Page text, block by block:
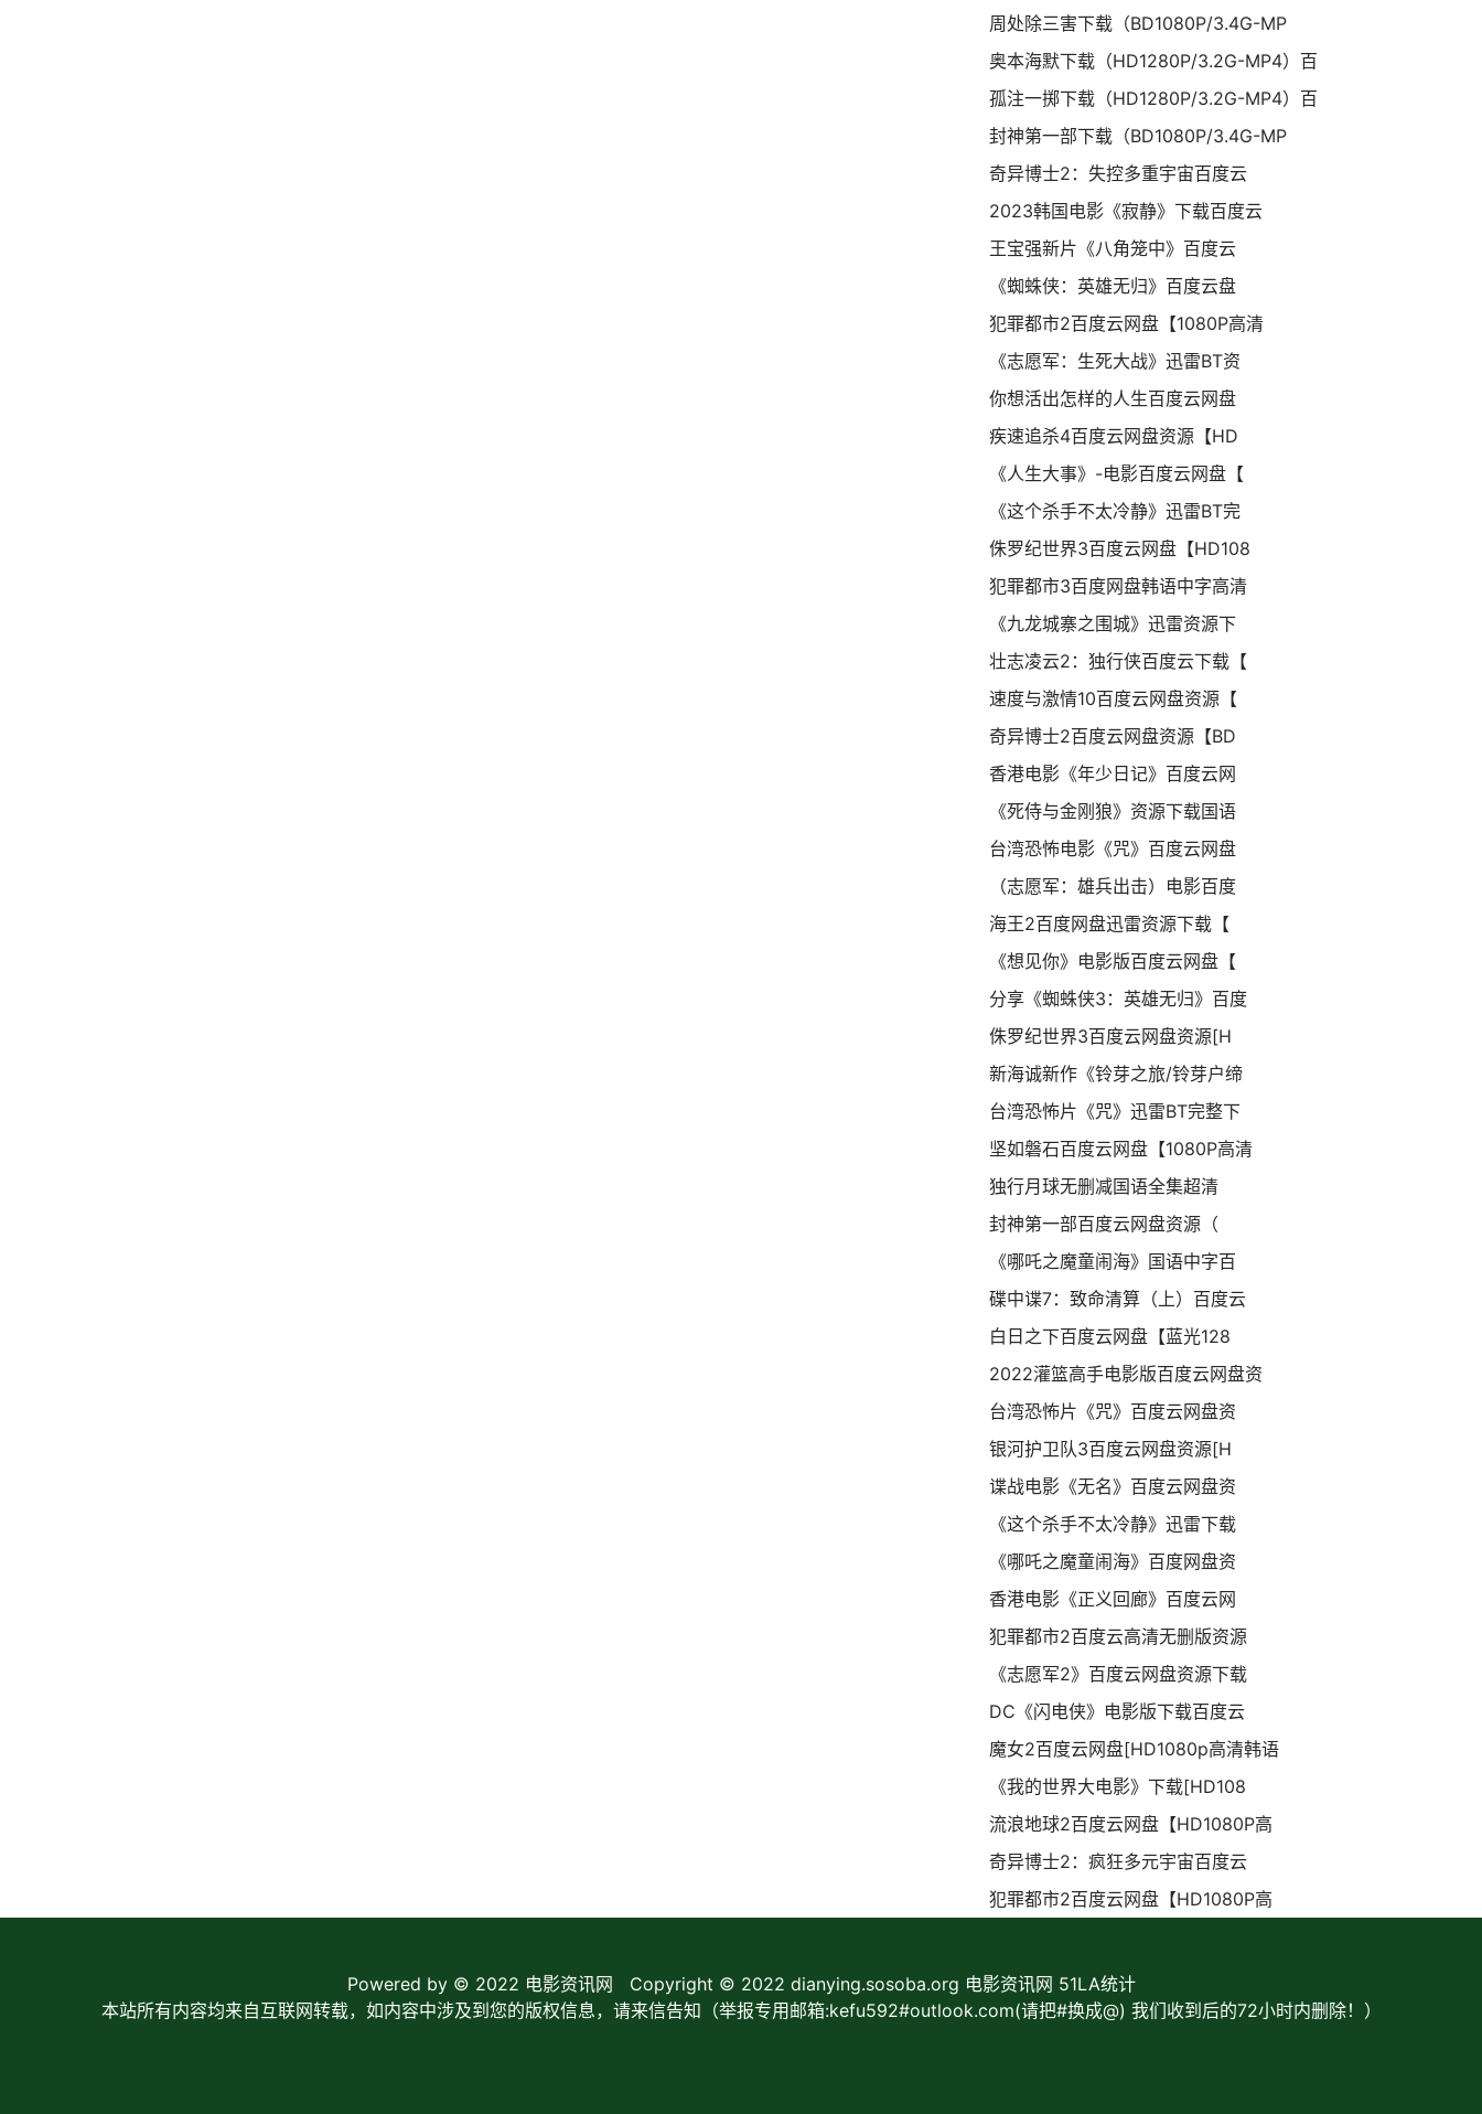
周处除三害下载（BD1080P/3.4G-MP
奥本海默下载（HD1280P/3.2G-MP4）百
孤注一掷下载（HD1280P/3.2G-MP4）百
封神第一部下载（BD1080P/3.4G-MP
奇异博士2：失控多重宇宙百度云
2023韩国电影《寂静》下载百度云
王宝强新片《八角笼中》百度云
《蜘蛛侠：英雄无归》百度云盘
犯罪都市2百度云网盘【1080P高清
《志愿军：生死大战》迅雷BT资
你想活出怎样的人生百度云网盘
疾速追杀4百度云网盘资源【HD
《人生大事》-电影百度云网盘【
《这个杀手不太冷静》迅雷BT完
侏罗纪世界3百度云网盘【HD108
犯罪都市3百度网盘韩语中字高清
《九龙城寨之围城》迅雷资源下
壮志凌云2：独行侠百度云下载【
速度与激情10百度云网盘资源【
奇异博士2百度云网盘资源【BD
香港电影《年少日记》百度云网
《死侍与金刚狼》资源下载国语
台湾恐怖电影《咒》百度云网盘
（志愿军：雄兵出击）电影百度
海王2百度网盘迅雷资源下载【
《想见你》电影版百度云网盘【
分享《蜘蛛侠3：英雄无归》百度
侏罗纪世界3百度云网盘资源[H
新海诚新作《铃芽之旅/铃芽户缔
台湾恐怖片《咒》迅雷BT完整下
坚如磐石百度云网盘【1080P高清
独行月球无删减国语全集超清
封神第一部百度云网盘资源（
《哪吒之魔童闹海》国语中字百
碟中谍7：致命清算（上）百度云
白日之下百度云网盘【蓝光128
2022灌篮高手电影版百度云网盘资
台湾恐怖片《咒》百度云网盘资
银河护卫队3百度云网盘资源[H
谍战电影《无名》百度云网盘资
《这个杀手不太冷静》迅雷下载
《哪吒之魔童闹海》百度网盘资
香港电影《正义回廊》百度云网
犯罪都市2百度云高清无删版资源
《志愿军2》百度云网盘资源下载
DC《闪电侠》电影版下载百度云
魔女2百度云网盘[HD1080p高清韩语
《我的世界大电影》下载[HD108
流浪地球2百度云网盘【HD1080P高
奇异博士2：疯狂多元宇宙百度云
犯罪都市2百度云网盘【HD1080P高
Powered by © 2022 电影资讯网 Copyright © 2022 dianying.sosoba.org 电影资讯网 51LA统计
本站所有内容均来自互联网转载，如内容中涉及到您的版权信息，请来信告知（举报专用邮箱:kefu592#outlook.com(请把#换成@) 我们收到后的72小时内删除！）